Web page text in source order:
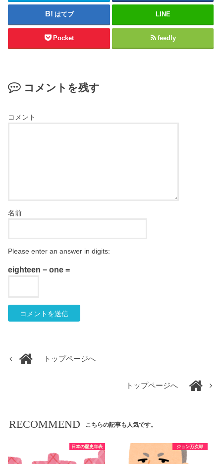
はてブ LINE
Pocket feedly
コメントを残す
コメント
名前
Please enter an answer in digits:
eighteen − one =
トップページへ
トップページへ
RECOMMEND こちらの記事も人気です。
日本の歴史年表 ジョン万次郎